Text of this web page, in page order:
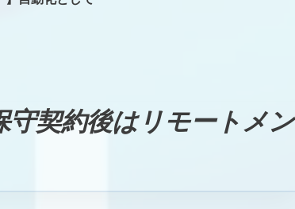
契約後はリモートメン